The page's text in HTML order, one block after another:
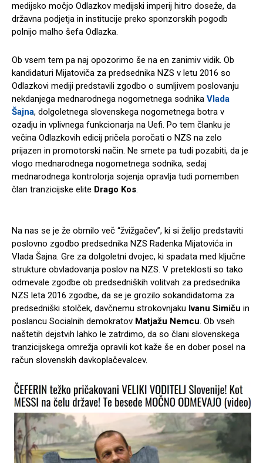
medijsko močjo Odlazkov medijski imperij hitro doseže, da
državna podjetja in institucije preko sponzorskih pogodb
polnijo malho šefa Odlazka.
Ob vsem tem pa naj opozorimo še na en zanimiv vidik. Ob
kandidaturi Mijatoviča za predsednika NZS v letu 2016 so
Odlazkovi mediji predstavili zgodbo o sumljivem poslovanju
nekdanjega mednarodnega nogometnega sodnika Vlada
Šajna, dolgoletnega slovenskega nogometnega botra v
ozadju in vplivnega funkcionarja na Uefi. Po tem članku je
večina Odlazkovih edicij pričela poročati o NZS na zelo
prijazen in promotorski način. Ne smete pa tudi pozabiti, da je
vlogo mednarodnega nogometnega sodnika, sedaj
mednarodnega kontrolorja sojenja opravlja tudi pomemben
član tranzicijske elite Drago Kos.
Na nas se je že obrnilo več “žvižgačev”, ki si želijo predstaviti
poslovno zgodbo predsednika NZS Radenka Mijatovića in
Vlada Šajna. Gre za dolgoletni dvojec, ki spadata med ključne
strukture obvladovanja poslov na NZS. V preteklosti so tako
odmevale zgodbe ob predsedniških volitvah za predsednika
NZS leta 2016 zgodbe, da se je grozilo sokandidatoma za
predsedniški stolček, davčnemu strokovnjaku Ivanu Simiču in
poslancu Socialnih demokratov Matjažu Nemcu. Ob vseh
naštetih dejstvih lahko le zatrdimo, da so člani slovenskega
tranzicijskega omrežja opravili kot kaže še en dober posel na
račun slovenskih davkoplačevalcev.